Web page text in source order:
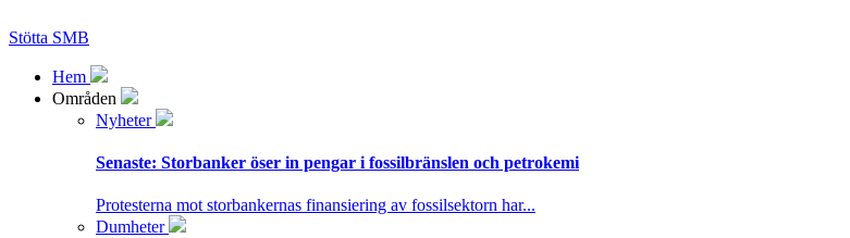
Stötta SMB
Hem
Områden
Nyheter
Senaste: Storbanker öser in pengar i fossilbränslen och petrokemi
Protesterna mot storbankernas finansiering av fossilsektorn har...
Dumheter